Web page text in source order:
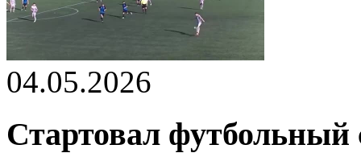
04.05.2026
Стартовал футбольный